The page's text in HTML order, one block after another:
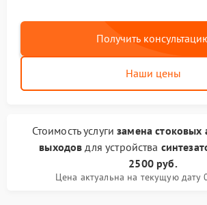
Получить
Наши цены
Стоимость услугизамена стоковых
выходов для устройства
2500 руб.
Цена актуальна на текущую дату